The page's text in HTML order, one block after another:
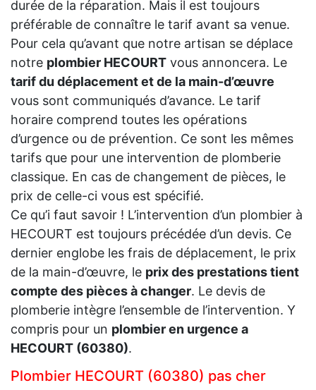
durée de la réparation. Mais il est toujours
préférable de connaître le tarif avant sa venue.
Pour cela qu’avant que notre artisan se déplace
notre plombier HECOURT vous annoncera. Le
tarif du déplacement et de la main-d’œuvre
vous sont communiqués d’avance. Le tarif
horaire comprend toutes les opérations
d’urgence ou de prévention. Ce sont les mêmes
tarifs que pour une intervention de plomberie
classique. En cas de changement de pièces, le
prix de celle-ci vous est spécifié.
Ce qu’i faut savoir ! L’intervention d’un plombier à
HECOURT est toujours précédée d’un devis. Ce
dernier englobe les frais de déplacement, le prix
de la main-d’œuvre, le prix des prestations tient
compte des pièces à changer. Le devis de
plomberie intègre l’ensemble de l’intervention. Y
compris pour un plombier en urgence a
HECOURT (60380).
Plombier HECOURT (60380) pas cher